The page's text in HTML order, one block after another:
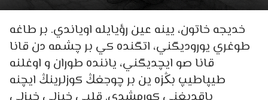
خديجه خاتون، يينه عين رؤيايله اوياندي. بر طاغه
طوغري يوروديگني، اتگنده كي بر چشمه دن قانا
قانا صو ايچديگني، ياننده طوران و اوغلنه
طيپاطيپ بڭزه ين بر چوجغڭ كوزلرينڭ ايچنه